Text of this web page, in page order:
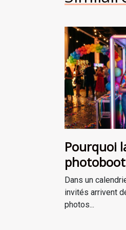
Pourquoi
Dans un
invités arrivent
photos...